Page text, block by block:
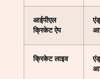
आईपीएल
क्रिकेट ऐप
क्रिकेट लाइव